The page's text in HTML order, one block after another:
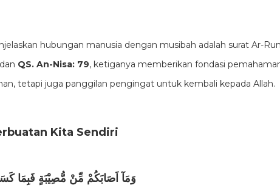
hubungan manusia dengan musibah adalah surat Ar-
dan QS. An-Nisa: 79, ketiganya memberikan fondasi
tetapi juga panggilan pengingat untuk kembali kepada Allah.
Kita Sendiri
وَمَآ اَصَابَكُمْ مِّنْ مُّصِيْبَةٍ فَبِمَا